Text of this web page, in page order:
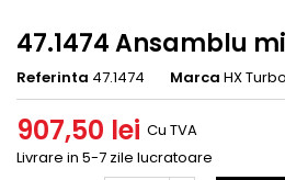
47.1474 Ansamblu
Referinta 47.1474 Marca HX Turbo
907,50 lei Cu TVA
Livrare in 5-7 zile lucratoare